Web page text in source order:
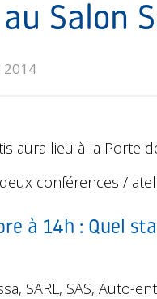
au Salon
2014
aura lieu à la Porte
conférences /
à 14h : Quel
SARL, SAS,